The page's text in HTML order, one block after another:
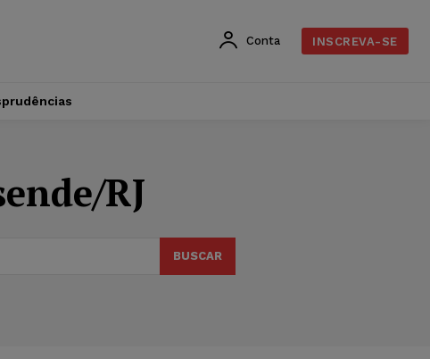
Conta INSCREVA-SE
RJ
BUSCAR